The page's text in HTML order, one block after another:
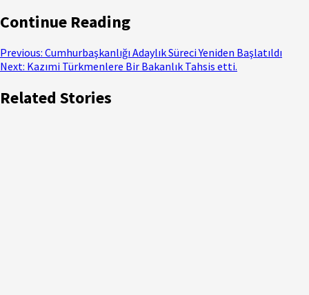
Continue Reading
Previous: Cumhurbaşkanlığı Adaylık Süreci Yeniden Başlatıldı
Next: Kazımi Türkmenlere Bir Bakanlık Tahsis etti.
Related Stories